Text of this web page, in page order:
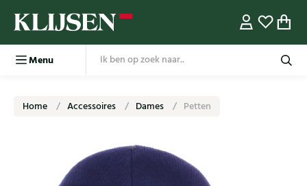
Menu
Home Accessoires Dames Petten